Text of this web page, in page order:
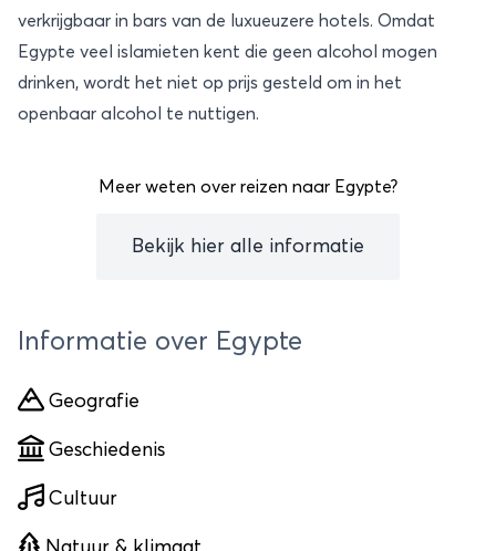
verkrijgbaar in bars van de luxueuzere hotels. Omdat
Egypte veel islamieten kent die geen alcohol mogen
drinken, wordt het niet op prijs gesteld om in het
openbaar alcohol te nuttigen.
Meer weten over reizen naar Egypte?
Bekijk hier alle informatie
Informatie over Egypte
Geografie
Geschiedenis
Cultuur